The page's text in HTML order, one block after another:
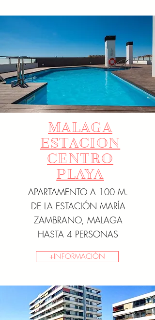
MALAGA
ESTACION
CENTRO
PLAYA
APARTAMENTO A 100 M.
DE LA ESTACIÓN MARÍA
ZAMBRANO, MALAGA
HASTA 4 PERSONAS
+INFORMACIÓN